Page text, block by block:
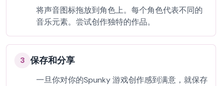
将声音图标拖放到角色上。每个角色代表不同的
音乐元素。尝试创作独特的作品。
3 保存和分享
一旦你对你的Spunky 游戏创作感到满意，就保存